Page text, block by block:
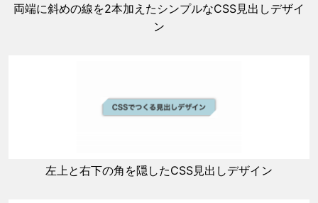
両端に斜めの線を2本加えたシンプルなCSS見出しデザイ
ン
左上と右下の角を隠したCSS見出しデザイン